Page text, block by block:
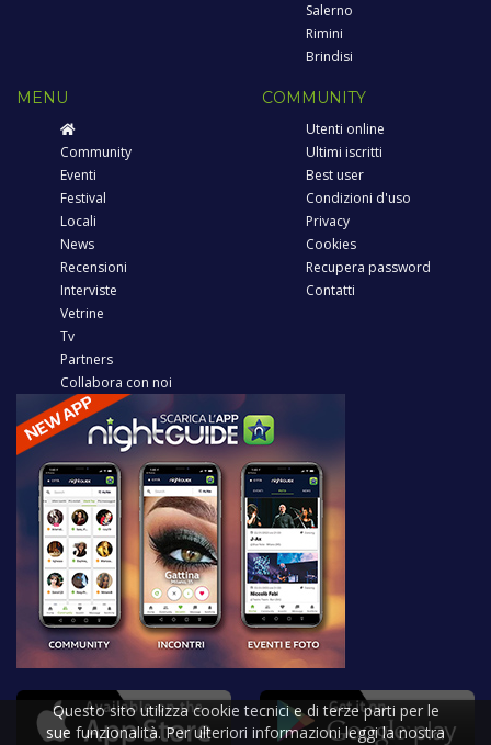
Salerno
Rimini
Brindisi
MENU
Community
Eventi
Festival
Locali
News
Recensioni
Interviste
Vetrine
Tv
Partners
Collabora con noi
COMMUNITY
Utenti online
Ultimi iscritti
Best user
Condizioni d'uso
Privacy
Cookies
Recupera password
Contatti
Questo sito utilizza cookie tecnici e di terze parti per le
sue funzionalità. Per ulteriori informazioni leggi la nostra